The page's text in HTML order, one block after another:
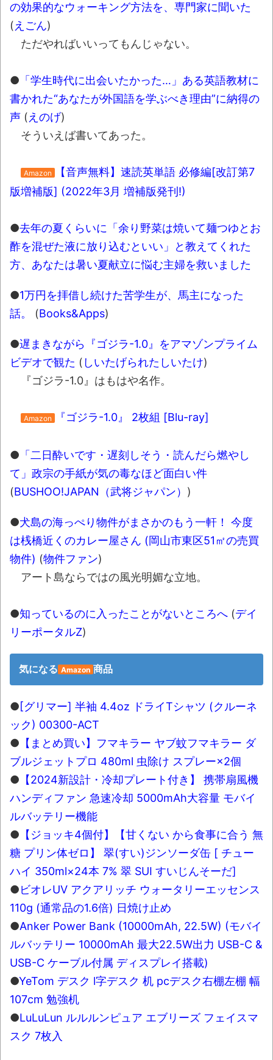
の効果的なウォーキング方法を、専門家に聞いた
(えごん)
ただやればいいってもんじゃない。
● 「学生時代に出会いたかった…」ある英語教材に
書かれた“あなたが外国語を学ぶべき理由”に納得の
声 (えのげ)
そういえば書いてあった。
Amazon
【音声無料】速読英単語 必修編[改訂第7
版増補版] (2022年3月 増補版発刊!)
●去年の夏くらいに「余り野菜は焼いて麺つゆとお
酢を混ぜた液に放り込むといい」と教えてくれた
方、あなたは暑い夏献立に悩む主婦を救いました
●1万円を拝借し続けた苦学生が、馬主になった
話。
(Books&Apps)
●遅まきながら『ゴジラ-1.0』をアマゾンプライム
ビデオで観た ( しいたげられたしいたけ)
『ゴジラ-1.0』はもはや名作。
Amazon 『ゴジラ-1.0』 2枚組 [Blu-ray]
● 「二日酔いです・遅刻しそう・読んだら燃やし
て」政宗の手紙が気の毒なほど面白い件
(BUSHOO!JAPAN（武将ジャパン） )
●犬島の海っぺり物件がまさかのもう一軒！ 今度
は桟橋近くのカレー屋さん (岡山市東区51㎡の売買
物件) (物件ファン)
アート島ならではの風光明媚な立地。
●知っているのに入ったことがないところへ (デイ
リーポータルZ)
気になる Amazon 商品
●[グリマー] 半袖 4.4oz ドライTシャツ (クルーネ
ック) 00300-ACT
● 【まとめ買い】フマキラー ヤブ蚊フマキラー ダ
ブルジェットプロ 480ml 虫除け スプレー×2個
● 【2024新設計・冷却プレート付き】 携帯扇風機
ハンディファン 急速冷却 5000mAh大容量 モバイ
ルバッテリー機能
● 【ジョッキ4個付】【甘くない から食事に合う 無
糖 プリン体ゼロ】 翠(すい)ジンソーダ缶 [ チュー
ハイ 350ml×24本 7% 翠 SUI すいじんそーだ]
●ビオレUV アクアリッチ ウォータリーエッセンス
110g (通常品の1.6倍) 日焼け止め
●Anker Power Bank (10000mAh, 22.5W) (モバイ
ルバッテリー 10000mAh 最大22.5W出力 USB-C &
USB-C ケーブル付属 ディスプレイ搭載)
●YeTom デスク l字デスク 机 pcデスク右棚左棚 幅
107cm 勉強机
●LuLuLun ルルルンピュア エブリーズ フェイスマ
スク 7枚入